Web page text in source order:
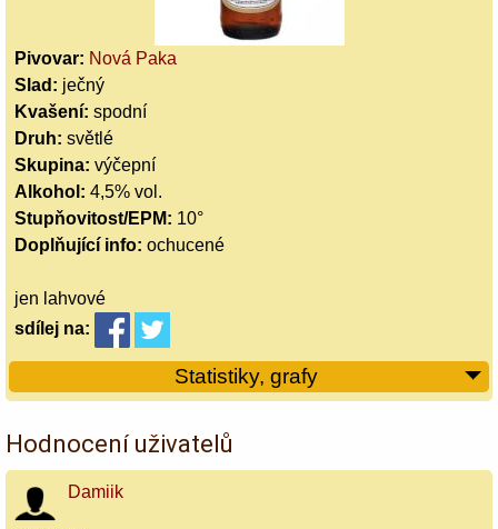
Pivovar: Nová Paka
Slad: ječný
Kvašení: spodní
Druh: světlé
Skupina: výčepní
Alkohol: 4,5% vol.
Stupňovitost/EPM: 10°
Doplňující info: ochucené
jen lahvové
sdílej na:
Statistiky, grafy
Hodnocení uživatelů
Damiik